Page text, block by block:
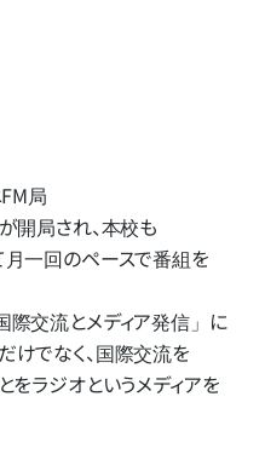
局​
が​開局され、​本校も​
月一回の​ペースで​番組を​
際交流と​メディア発信」に​
けでなく、​国際交流を​
を​ラジオと​いう​メディアを​